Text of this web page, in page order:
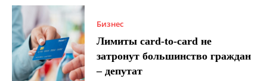
Бизнес
Лимиты card-to-card не
затронут большинство граждан
– депутат